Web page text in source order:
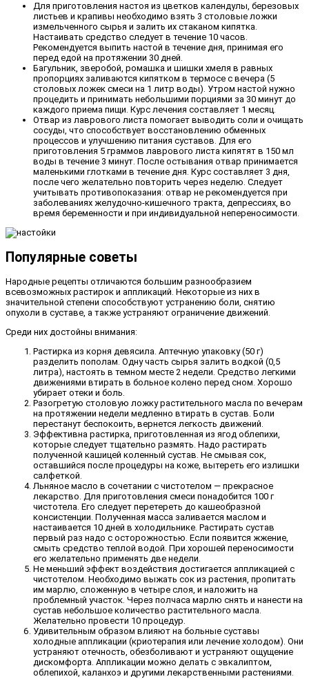
Для приготовления настоя из цветков календулы, березовых
листьев и крапивы необходимо взять 3 столовые ложки
измельченного сырья и залить их стаканом кипятка.
Настаивать средство следует в течение 10 часов.
Рекомендуется выпить настой в течение дня, принимая его
перед едой на протяжении 30 дней.
Багульник, зверобой, ромашка и шишки хмеля в равных
пропорциях заливаются кипятком в термосе с вечера (5
столовых ложек смеси на 1 литр воды). Утром настой нужно
процедить и принимать небольшими порциями за 30 минут до
каждого приема пищи. Курс лечения составляет 1 месяц.
Отвар из лаврового листа помогает выводить соли и очищать
сосуды, что способствует восстановлению обменных
процессов и улучшению питания суставов. Для его
приготовления 5 граммов лаврового листа кипятят в 150 мл
воды в течение 3 минут. После остывания отвар принимается
маленькими глотками в течение дня. Курс составляет 3 дня,
после чего желательно повторить через неделю. Следует
учитывать противопоказания: отвар не рекомендуется при
заболеваниях желудочно-кишечного тракта, депрессиях, во
время беременности и при индивидуальной непереносимости.
Популярные советы
Народные рецепты отличаются большим разнообразием
всевозможных растирок и аппликаций. Некоторые из них в
значительной степени способствуют устранению боли, снятию
опухоли в суставе, а также устраняют ограничение движений.
Среди них достойны внимания:
Растирка из корня девясила. Аптечную упаковку (50 г)
разделить пополам. Одну часть сырья залить водкой (0,5
литра), настоять в темном месте 2 недели. Средство легкими
движениями втирать в больное колено перед сном. Хорошо
убирает отеки и боль.
Разогретую столовую ложку растительного масла по вечерам
на протяжении недели медленно втирать в сустав. Боли
перестанут беспокоить, вернется легкость движений.
Эффективна растирка, приготовленная из ягод облепихи,
которые следует тщательно размять. Надо растирать
полученной кашицей коленный сустав. Не смывая сок,
оставшийся после процедуры на коже, вытереть его излишки
салфеткой.
Льняное масло в сочетании с чистотелом — прекрасное
лекарство. Для приготовления смеси понадобится 100 г
чистотела. Его следует перетереть до кашеобразной
консистенции. Полученная масса заливается маслом и
настаивается 10 дней в холодильнике. Растирать сустав
первый раз надо с осторожностью. Если появится жжение,
смыть средство теплой водой. При хорошей переносимости
его желательно применять две недели.
Не меньший эффект воздействия достигается аппликацией с
чистотелом. Необходимо выжать сок из растения, пропитать
им марлю, сложенную в четыре слоя, и наложить на
проблемный участок. Через полчаса марлю снять и нанести на
сустав небольшое количество растительного масла.
Желательно провести 10 процедур.
Удивительным образом влияют на больные суставы
холодные аппликации (криотерапия или лечение холодом). Они
устраняют отечность, обезболивают и устраняют ощущение
дискомфорта. Аппликации можно делать с эвкалиптом,
облепихой, каланхоэ и другими лекарственными растениями.